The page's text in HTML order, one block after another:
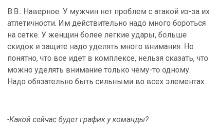
В.В.: Наверное. У мужчин нет проблем с атакой из-за их
атлетичности. Им действительно надо много бороться
на сетке. У женщин более легкие удары, больше
скидок и защите надо уделять много внимания. Но
понятно, что все идет в комплексе, нельзя сказать, что
можно уделять внимание только чему-то одному.
Надо обязательно быть сильными во всех элементах.
-Какой сейчас будет график у команды?